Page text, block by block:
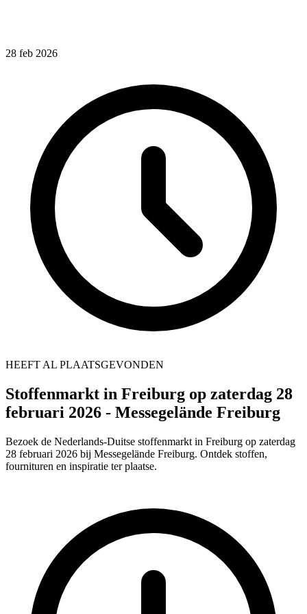
28 feb 2026
HEEFT AL PLAATSGEVONDEN
Stoffenmarkt in Freiburg op zaterdag 28
februari 2026 - Messegelände Freiburg
Bezoek de Nederlands-Duitse stoffenmarkt in Freiburg op zaterdag
28 februari 2026 bij Messegelände Freiburg. Ontdek stoffen,
fournituren en inspiratie ter plaatse.